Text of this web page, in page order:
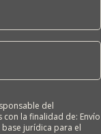
del
la finalidad de: Envío
jurídica para el